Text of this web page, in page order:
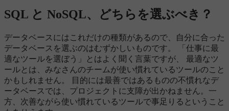
SQL と NoSQL、どちらを選ぶべき？
データベースにはこれだけの種類があるので、自分に合った
データベースを選ぶのはむずかしいものです。 「仕事に最
適なツールを選ぼう」とはよく聞く言葉ですが、 最適なツ
ールとは、みなさんのチームが使い慣れているツールのこと
かもしれません。 目的には最善ではあるものの不慣れなデ
ータベースでは、プロジェクトに支障が出かねません。一
方、次善ながら使い慣れているツールで事足りるということ